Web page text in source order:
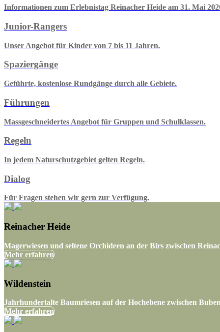
Informationen zum Erlebnistag Reinacher Heide am 31. Mai
Junior-Rangers
Unser Angebot für Kinder von 7 bis 11 Jahren.
Spaziergänge
Geführte, kostenlose Rundgänge durch alle Gebiete.
Führungen
Massgeschneidertes Angebot für Gruppen und Schulklassen.
Regeln
In jedem Naturschutzgebiet gelten Regeln.
Dialog
Für Fragen stehen wir gern zur Verfügung.
Reinacher Heide
Magerwiesen und seltene Orchideen an der Birs zwischen
Mehr erfahren
Wildenstein
Jahrhundertalte Baumriesen auf der Hochebene zwischen
Mehr erfahren